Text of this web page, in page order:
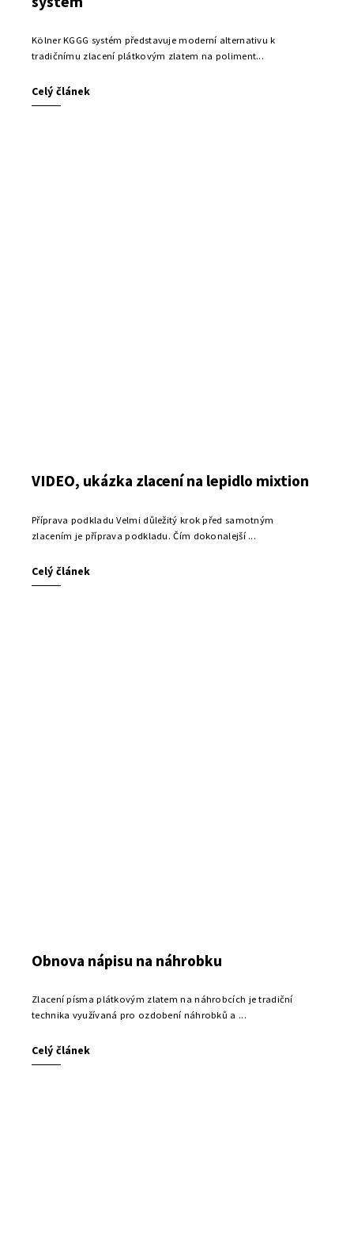
Kölner KGGG systém představuje moderní alternativu k
tradičnímu zlacení plátkovým zlatem na poliment...
Celý článek
VIDEO, ukázka zlacení na lepidlo mixtion
Příprava podkladu Velmi důležitý krok před samotným
zlacením je příprava podkladu. Čím dokonalejší ...
Celý článek
Obnova nápisu na náhrobku
Zlacení písma plátkovým zlatem na náhrobcích je tradiční
technika využívaná pro ozdobení náhrobků a ...
Celý článek